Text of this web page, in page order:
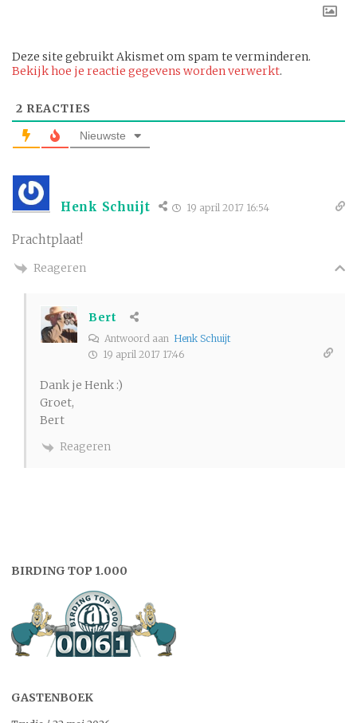
Deze site gebruikt Akismet om spam te verminderen.
Bekijk hoe je reactie gegevens worden verwerkt.
2 REACTIES
Nieuwste
Henk Schuijt 19 april 2017 16:54
Prachtplaat!
Reageren
Bert
Antwoord aan Henk Schuijt
19 april 2017 17:46
Dank je Henk :)
Groet,
Bert
Reageren
BIRDING TOP 1.000
GASTENBOEK